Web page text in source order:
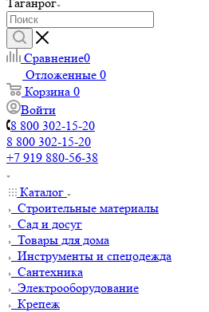
Сравнение0
Отложенные 0
Корзина 0
Войти
8 800 302-15-20
8 800 302-15-20
+7 919 880-56-38
Каталог
Строительные материалы
Сад и досуг
Товары для дома
Инструменты и спецодежда
Сантехника
Электрооборудование
Крепеж